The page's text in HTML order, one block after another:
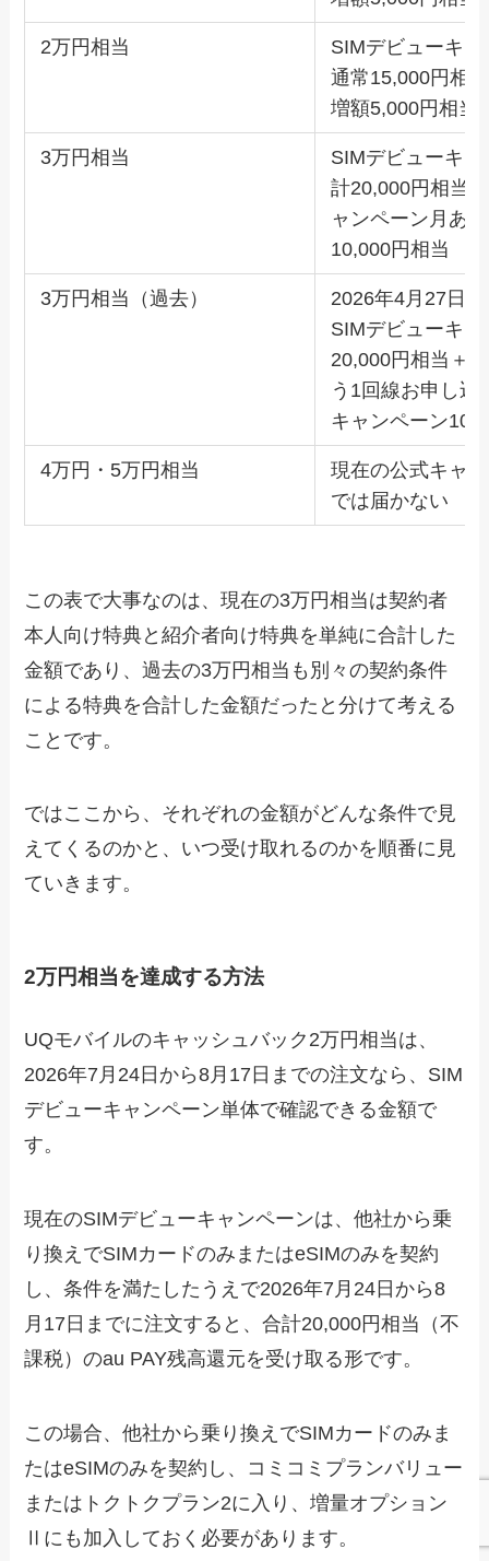
2万円相当
SIMデビューキ
通常15,000円相
増額5,000円相当
3万円相当
SIMデビューキ
計20,000円相当
ャンペーン月あ
10,000円相当
3万円相当（過去）
2026年4月27日
SIMデビューキ
20,000円相当＋
う1回線お申し込
キャンペーン
4万円・5万円相当
現在の公式キャ
では届かない
この表で大事なのは、現在の3万円相当は契約者
本人向け特典と紹介者向け特典を単純に合計した
金額であり、過去の3万円相当も別々の契約条件
による特典を合計した金額だったと分けて考える
ことです。
ではここから、それぞれの金額がどんな条件で見
えてくるのかと、いつ受け取れるのかを順番に見
ていきます。
2万円相当を達成する方法
UQモバイルのキャッシュバック2万円相当は、
2026年7月24日から8月17日までの注文なら、SIM
デビューキャンペーン単体で確認できる金額で
す。
現在のSIMデビューキャンペーンは、他社から乗
り換えでSIMカードのみまたはeSIMのみを契約
し、条件を満たしたうえで2026年7月24日から8
月17日までに注文すると、合計20,000円相当（不
課税）のau PAY残高還元を受け取る形です。
この場合、他社から乗り換えでSIMカードのみま
たはeSIMのみを契約し、コミコミプランバリュー
またはトクトクプラン2に入り、増量オプション
Ⅱにも加入しておく必要があります。